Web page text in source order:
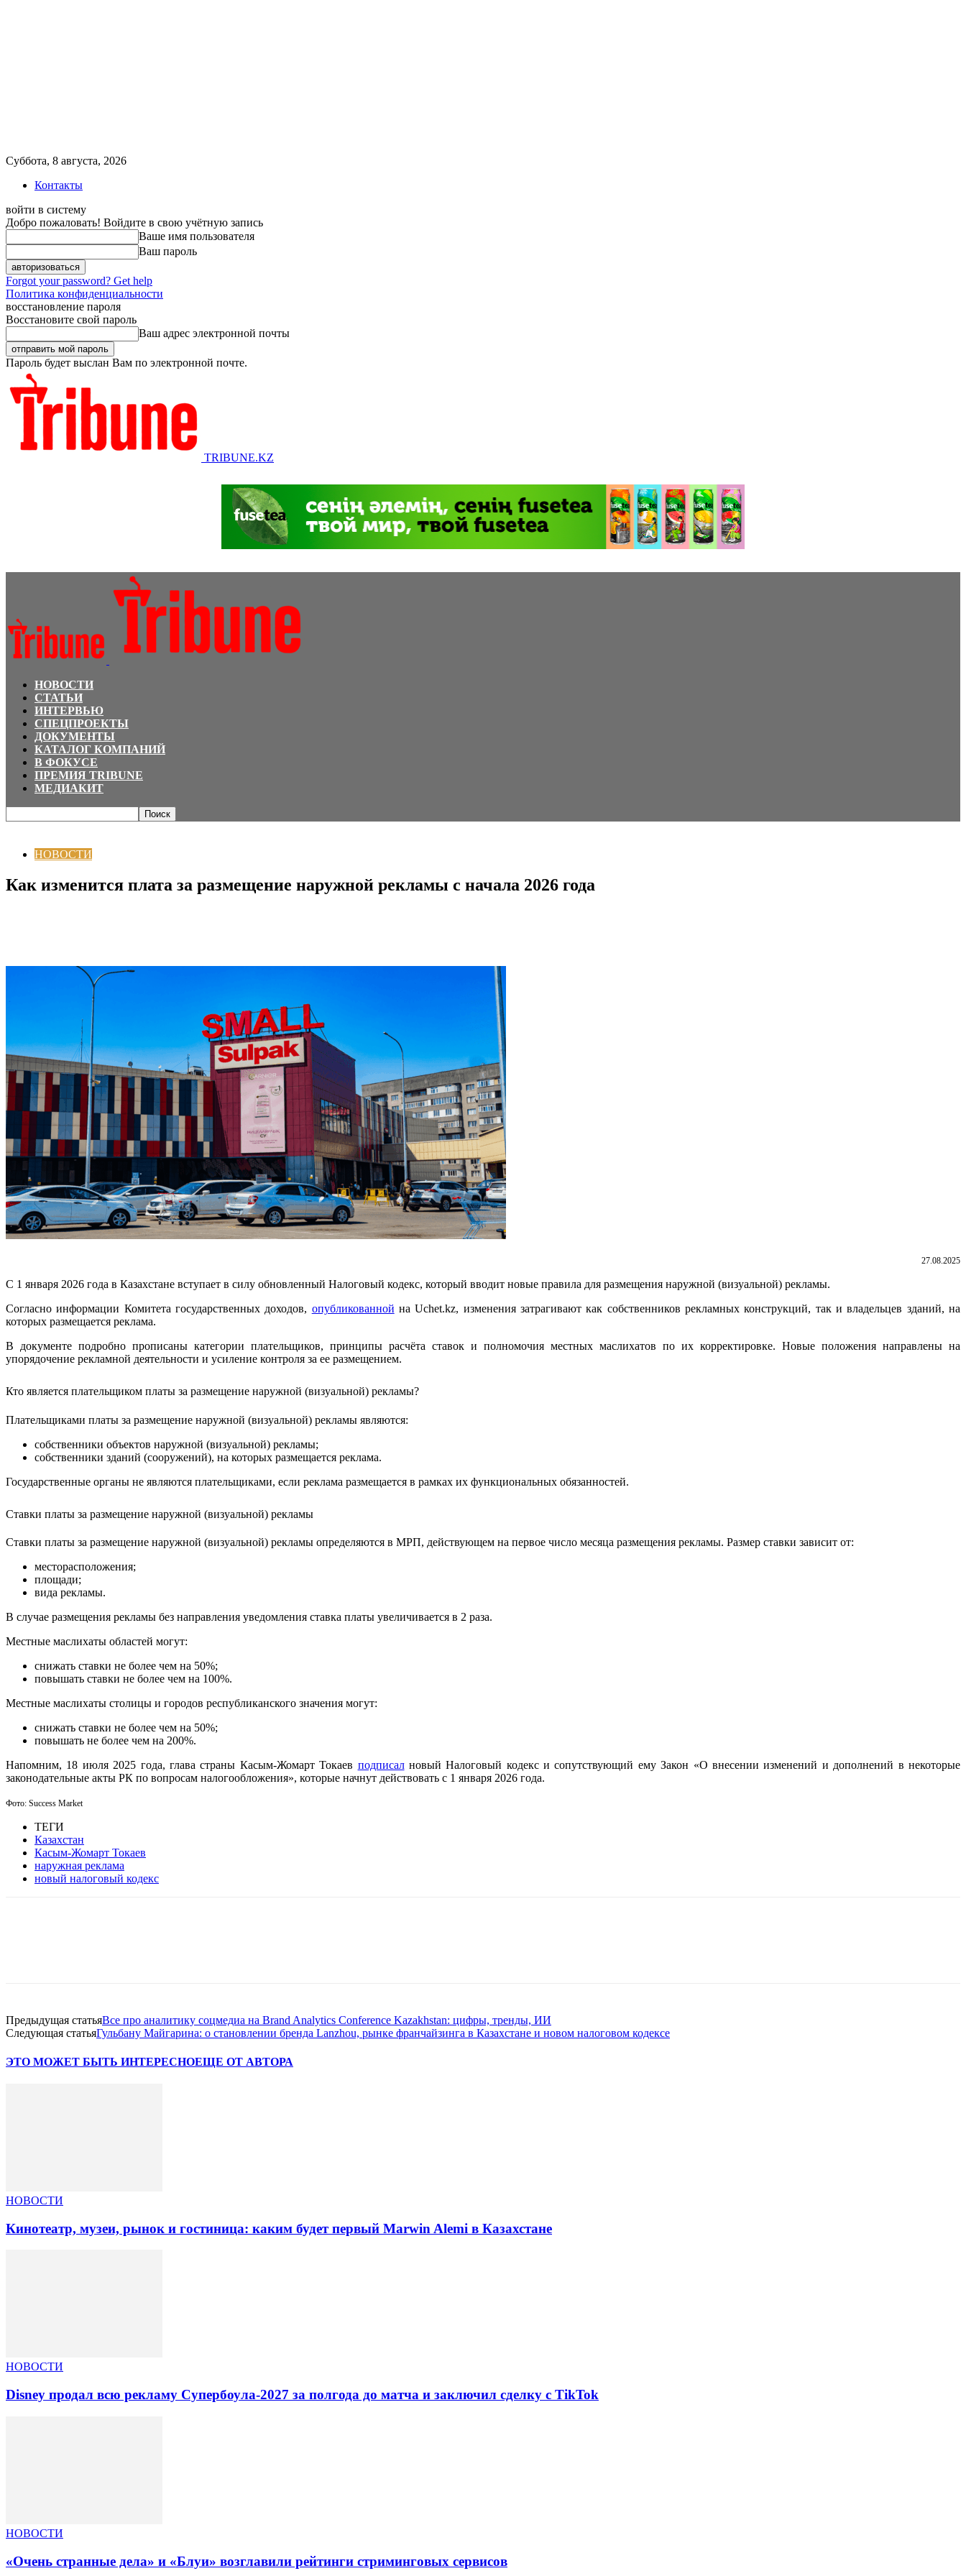
Суббота, 8 августа, 2026
Контакты
войти в систему
Добро пожаловать! Войдите в свою учётную запись
Ваше имя пользователя
Ваш пароль
Forgot your password? Get help
Политика конфиденциальности
восстановление пароля
Восстановите свой пароль
Ваш адрес электронной почты
Пароль будет выслан Вам по электронной почте.
TRIBUNE.KZ
НОВОСТИ
СТАТЬИ
ИНТЕРВЬЮ
СПЕЦПРОЕКТЫ
ДОКУМЕНТЫ
КАТАЛОГ КОМПАНИЙ
В ФОКУСЕ
ПРЕМИЯ TRIBUNE
МЕДИАКИТ
НОВОСТИ
Как изменится плата за размещение наружной рекламы с начала 2026 года
27.08.2025
С 1 января 2026 года в Казахстане вступает в силу обновленный Налоговый кодекс, который вводит новые правила для размещения наружной (визуальной) рекламы.
Согласно информации Комитета государственных доходов, опубликованной на Uchet.kz, изменения затрагивают как собственников рекламных конструкций, так и владельцев зданий, на
которых размещается реклама.
В документе подробно прописаны категории плательщиков, принципы расчёта ставок и полномочия местных маслихатов по их корректировке. Новые положения направлены на
упорядочение рекламной деятельности и усиление контроля за ее размещением.
Кто является плательщиком платы за размещение наружной (визуальной) рекламы?
Плательщиками платы за размещение наружной (визуальной) рекламы являются:
собственники объектов наружной (визуальной) рекламы;
собственники зданий (сооружений), на которых размещается реклама.
Государственные органы не являются плательщиками, если реклама размещается в рамках их функциональных обязанностей.
Ставки платы за размещение наружной (визуальной) рекламы
Ставки платы за размещение наружной (визуальной) рекламы определяются в МРП, действующем на первое число месяца размещения рекламы. Размер ставки зависит от:
месторасположения;
площади;
вида рекламы.
В случае размещения рекламы без направления уведомления ставка платы увеличивается в 2 раза.
Местные маслихаты областей могут:
снижать ставки не более чем на 50%;
повышать ставки не более чем на 100%.
Местные маслихаты столицы и городов республиканского значения могут:
снижать ставки не более чем на 50%;
повышать не более чем на 200%.
Напомним, 18 июля 2025 года, глава страны Касым-Жомарт Токаев подписалновый Налоговый кодекс и сопутствующий ему Закон «О внесении изменений и дополнений в некоторые
законодательные акты РК по вопросам налогообложения», которые начнут действовать с 1 января 2026 года.
Фото: Success Market
ТЕГИ
Казахстан
Касым-Жомарт Токаев
наружная реклама
новый налоговый кодекс
Предыдущая статьяВсе про аналитику соцмедиа на Brand Analytics Conference Kazakhstan: цифры, тренды, ИИ
Следующая статьяГульбану Майгарина: о становлении бренда Lanzhou, рынке франчайзинга в Казахстане и новом налоговом кодексе
ЭТО МОЖЕТ БЫТЬ ИНТЕРЕСНОЕЩЕ ОТ АВТОРА
НОВОСТИ
Кинотеатр, музеи, рынок и гостиница: каким будет первый Marwin Alemi в Казахстане
НОВОСТИ
Disney продал всю рекламу Супербоула-2027 за полгода до матча и заключил сделку с TikTok
НОВОСТИ
«Очень странные дела» и «Блуи» возглавили рейтинги стриминговых сервисов